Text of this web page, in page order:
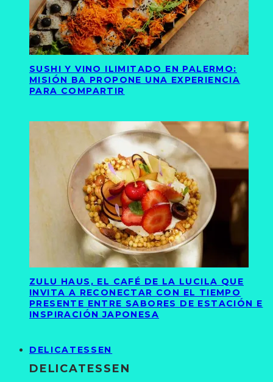
SUSHI Y VINO ILIMITADO EN PALERMO:
MISIÓN BA PROPONE UNA EXPERIENCIA
PARA COMPARTIR
ZULU HAUS, EL CAFÉ DE LA LUCILA QUE
INVITA A RECONECTAR CON EL TIEMPO
PRESENTE ENTRE SABORES DE ESTACIÓN E
INSPIRACIÓN JAPONESA
DELICATESSEN
DELICATESSEN